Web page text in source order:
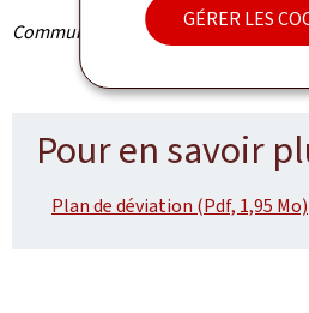
GÉRER LES
Communiqué par l'Administration
Pour en savoir
Plan de déviation (Pdf, 1,95 Mo)